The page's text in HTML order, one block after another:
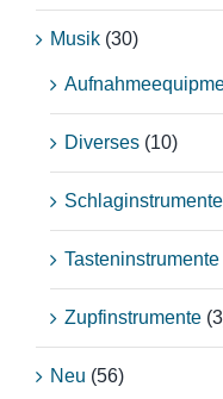
Musik (30)
Diverses (10)
Schlaginstrumente
Tasteninstrumente
Zupfinstrumente
Neu (56)